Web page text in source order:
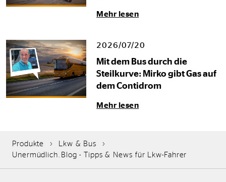
Mehr lesen
2026/07/20
Mit dem Bus durch die
Steilkurve: Mirko gibt Gas auf
dem Contidrom
Mehr lesen
Produkte
Lkw & Bus
Unermüdlich.Blog - Tipps & News für Lkw-Fahrer